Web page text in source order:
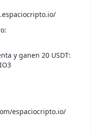
y ganen 20 USDT:
espaciocripto.io/